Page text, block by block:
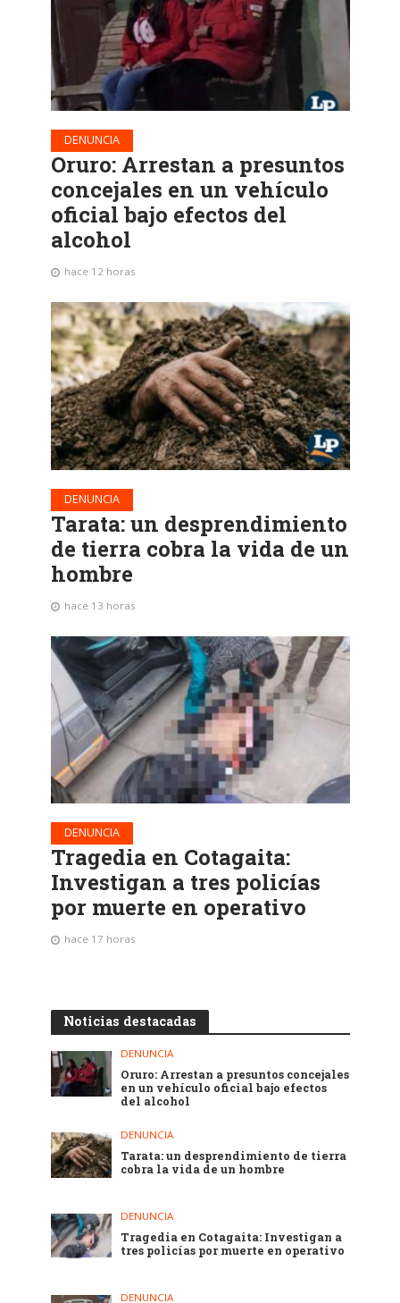
DENUNCIA
Oruro: Arrestan a presuntos
concejales en un vehículo
oficial bajo efectos del
alcohol
hace 12 horas
DENUNCIA
Tarata: un desprendimiento
de tierra cobra la vida de un
hombre
hace 13 horas
DENUNCIA
Tragedia en Cotagaita:
Investigan a tres policías
por muerte en operativo
hace 17 horas
Noticias destacadas
DENUNCIA
Oruro: Arrestan a presuntos concejales
en un vehículo oficial bajo efectos
del alcohol
DENUNCIA
Tarata: un desprendimiento de tierra
cobra la vida de un hombre
DENUNCIA
Tragedia en Cotagaita: Investigan a
tres policías por muerte en operativo
DENUNCIA